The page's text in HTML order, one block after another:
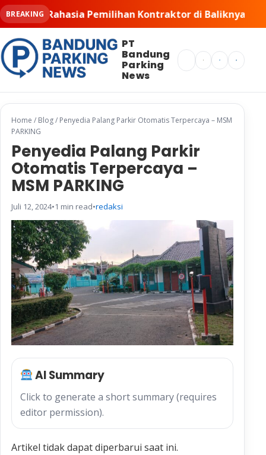
BREAKING Kontraktor di Baliknya • PT MSM Tiga
PT
Bandung
Parking
News
Search
Home / Blog/ Penyedia Palang Parkir Otomatis Terpercaya – MSM
PARKING
Penyedia Palang Parkir
Otomatis Terpercaya –
MSM PARKING
Juli 12, 2024•1 min read•redaksi
AI Summary
Click to generate a short summary (requires
editor permission).
Artikel tidak dapat diperbarui saat ini.